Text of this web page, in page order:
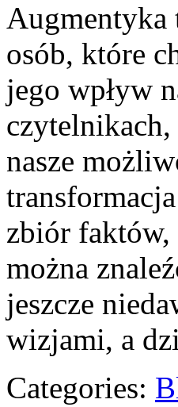
Augmentyka
osób, które
jego wpływ
nasze
zbiór faktów,
można
jeszcze
wizjami, a
Categories: